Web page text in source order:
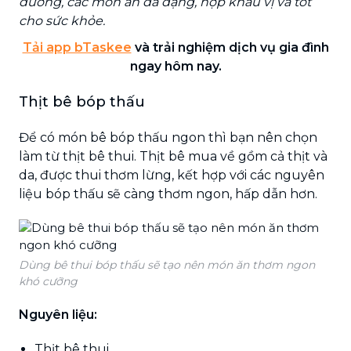
cho sức khỏe.
Tải app bTaskee và trải nghiệm dịch vụ gia đình
ngay hôm nay.
Thịt bê bóp thấu
Để có món bê bóp thấu ngon thì bạn nên chọn
làm từ thịt bê thui. Thịt bê mua về gồm cả thịt và
da, được thui thơm lừng, kết hợp với các nguyên
liệu bóp thấu sẽ càng thơm ngon, hấp dẫn hơn.
Dùng bê thui bóp thấu sẽ tạo nên món ăn thơm ngon
khó cưỡng
Nguyên liệu: